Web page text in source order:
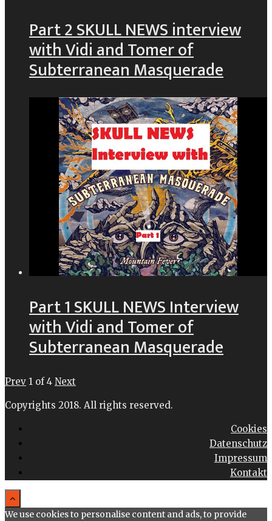
Part 2 SKULL NEWS interview
with Vidi and Tomer of
Subterranean Masquerade
Part 1 SKULL NEWS Interview
with Vidi and Tomer of
Subterranean Masquerade
Prev 1 of 4 Next
Copyrights 2018. All rights reserved.
Cookies
Datenschutz
Impressum
Kontakt
We use cookies to personalise content and ads, to provide